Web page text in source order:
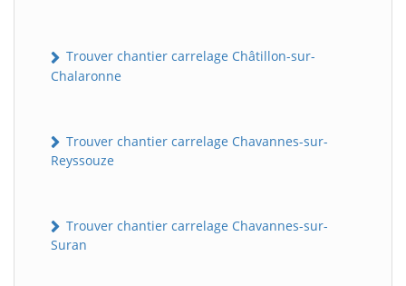
Trouver chantier carrelage Châtillon-sur-
Chalaronne
Trouver chantier carrelage Chavannes-sur-
Reyssouze
Trouver chantier carrelage Chavannes-sur-
Suran